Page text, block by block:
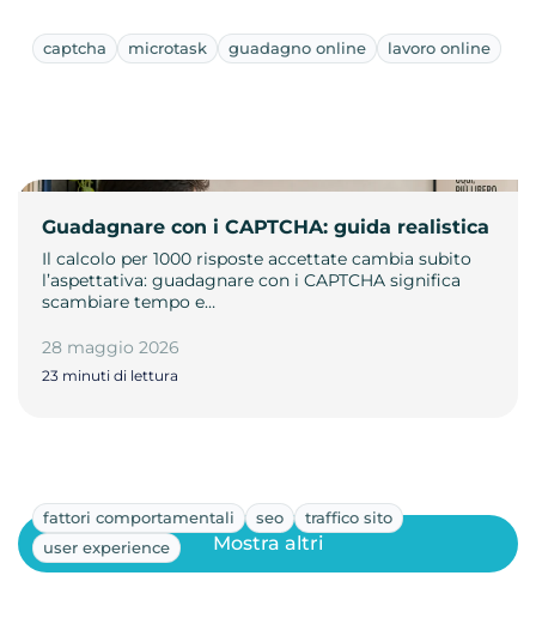
captcha microtask guadagno online lavoro online
Guadagnare con i CAPTCHA: guida realistica
Il calcolo per 1000 risposte accettate cambia subito
l’aspettativa: guadagnare con i CAPTCHA significa
scambiare tempo e…
28 maggio 2026
23 minuti di lettura
fattori comportamentali seo
traffico sito
user experience
Mostra altri